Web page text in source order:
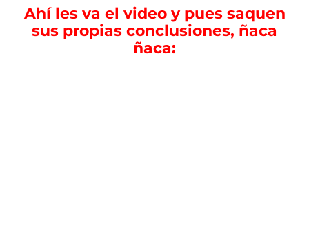
Ahí les va el video y pues saquen
sus propias conclusiones, ñaca
ñaca: